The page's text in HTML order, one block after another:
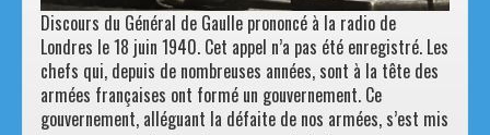
Discours du Général de Gaulle prononcé à la radio de
Londres le 18 juin 1940. Cet appel n’a pas été enregistré. Les
chefs qui, depuis de nombreuses années, sont à la tête des
armées françaises ont formé un gouvernement. Ce
gouvernement, alléguant la défaite de nos armées, s’est mis